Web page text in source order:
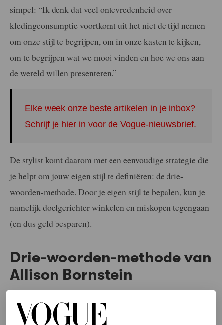
simpel: “Ik denk dat veel ontevredenheid over
kledingconsumptie voortkomt uit het niet de tijd nemen
om onze stijl te begrijpen, om in onze kasten te kijken,
om te begrijpen wat we mooi vinden en hoe we ons aan
de wereld willen presenteren.”
Elke week onze beste artikelen in je inbox?
Schrijf je hier in voor de Vogue-nieuwsbrief.
De stylist komt daarom met een eenvoudige strategie die
je helpt om jouw eigen stijl te definiëren: de drie-
woorden-methode. Door je eigen stijl te bepalen, kun je
namelijk doelgerichter winkelen en miskopen tegengaan
(en dus geld besparen).
Drie-woorden-methode van
Allison Bornstein
Het proces bestaat uit het kiezen van drie kernwoorden
om je huidige stijl te beschrijven en/of de stijl die je